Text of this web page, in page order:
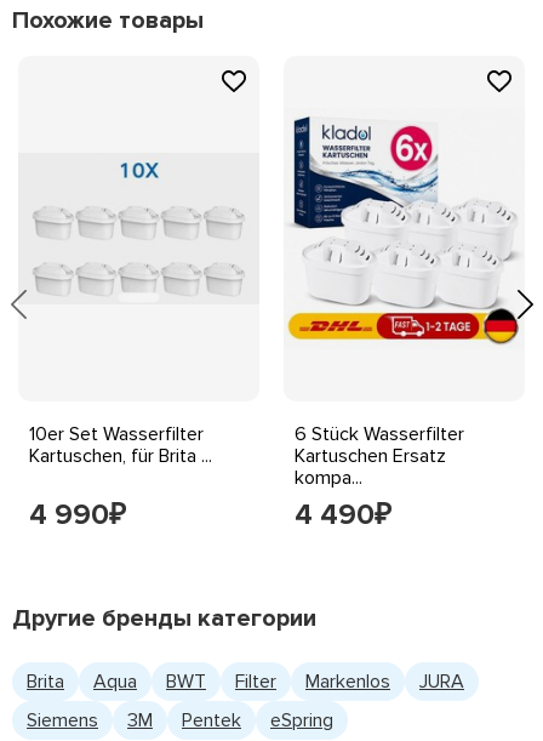
Похожие товары
10er Set Wasserfilter
Kartuschen, für Brita ...
4 990₽
6 Stück Wasserfilter
Kartuschen Ersatz
kompa...
4 490₽
Другие бренды категории
Brita Aqua BWT Filter Markenlos
JURA
Siemens
3M Pentek eSpring